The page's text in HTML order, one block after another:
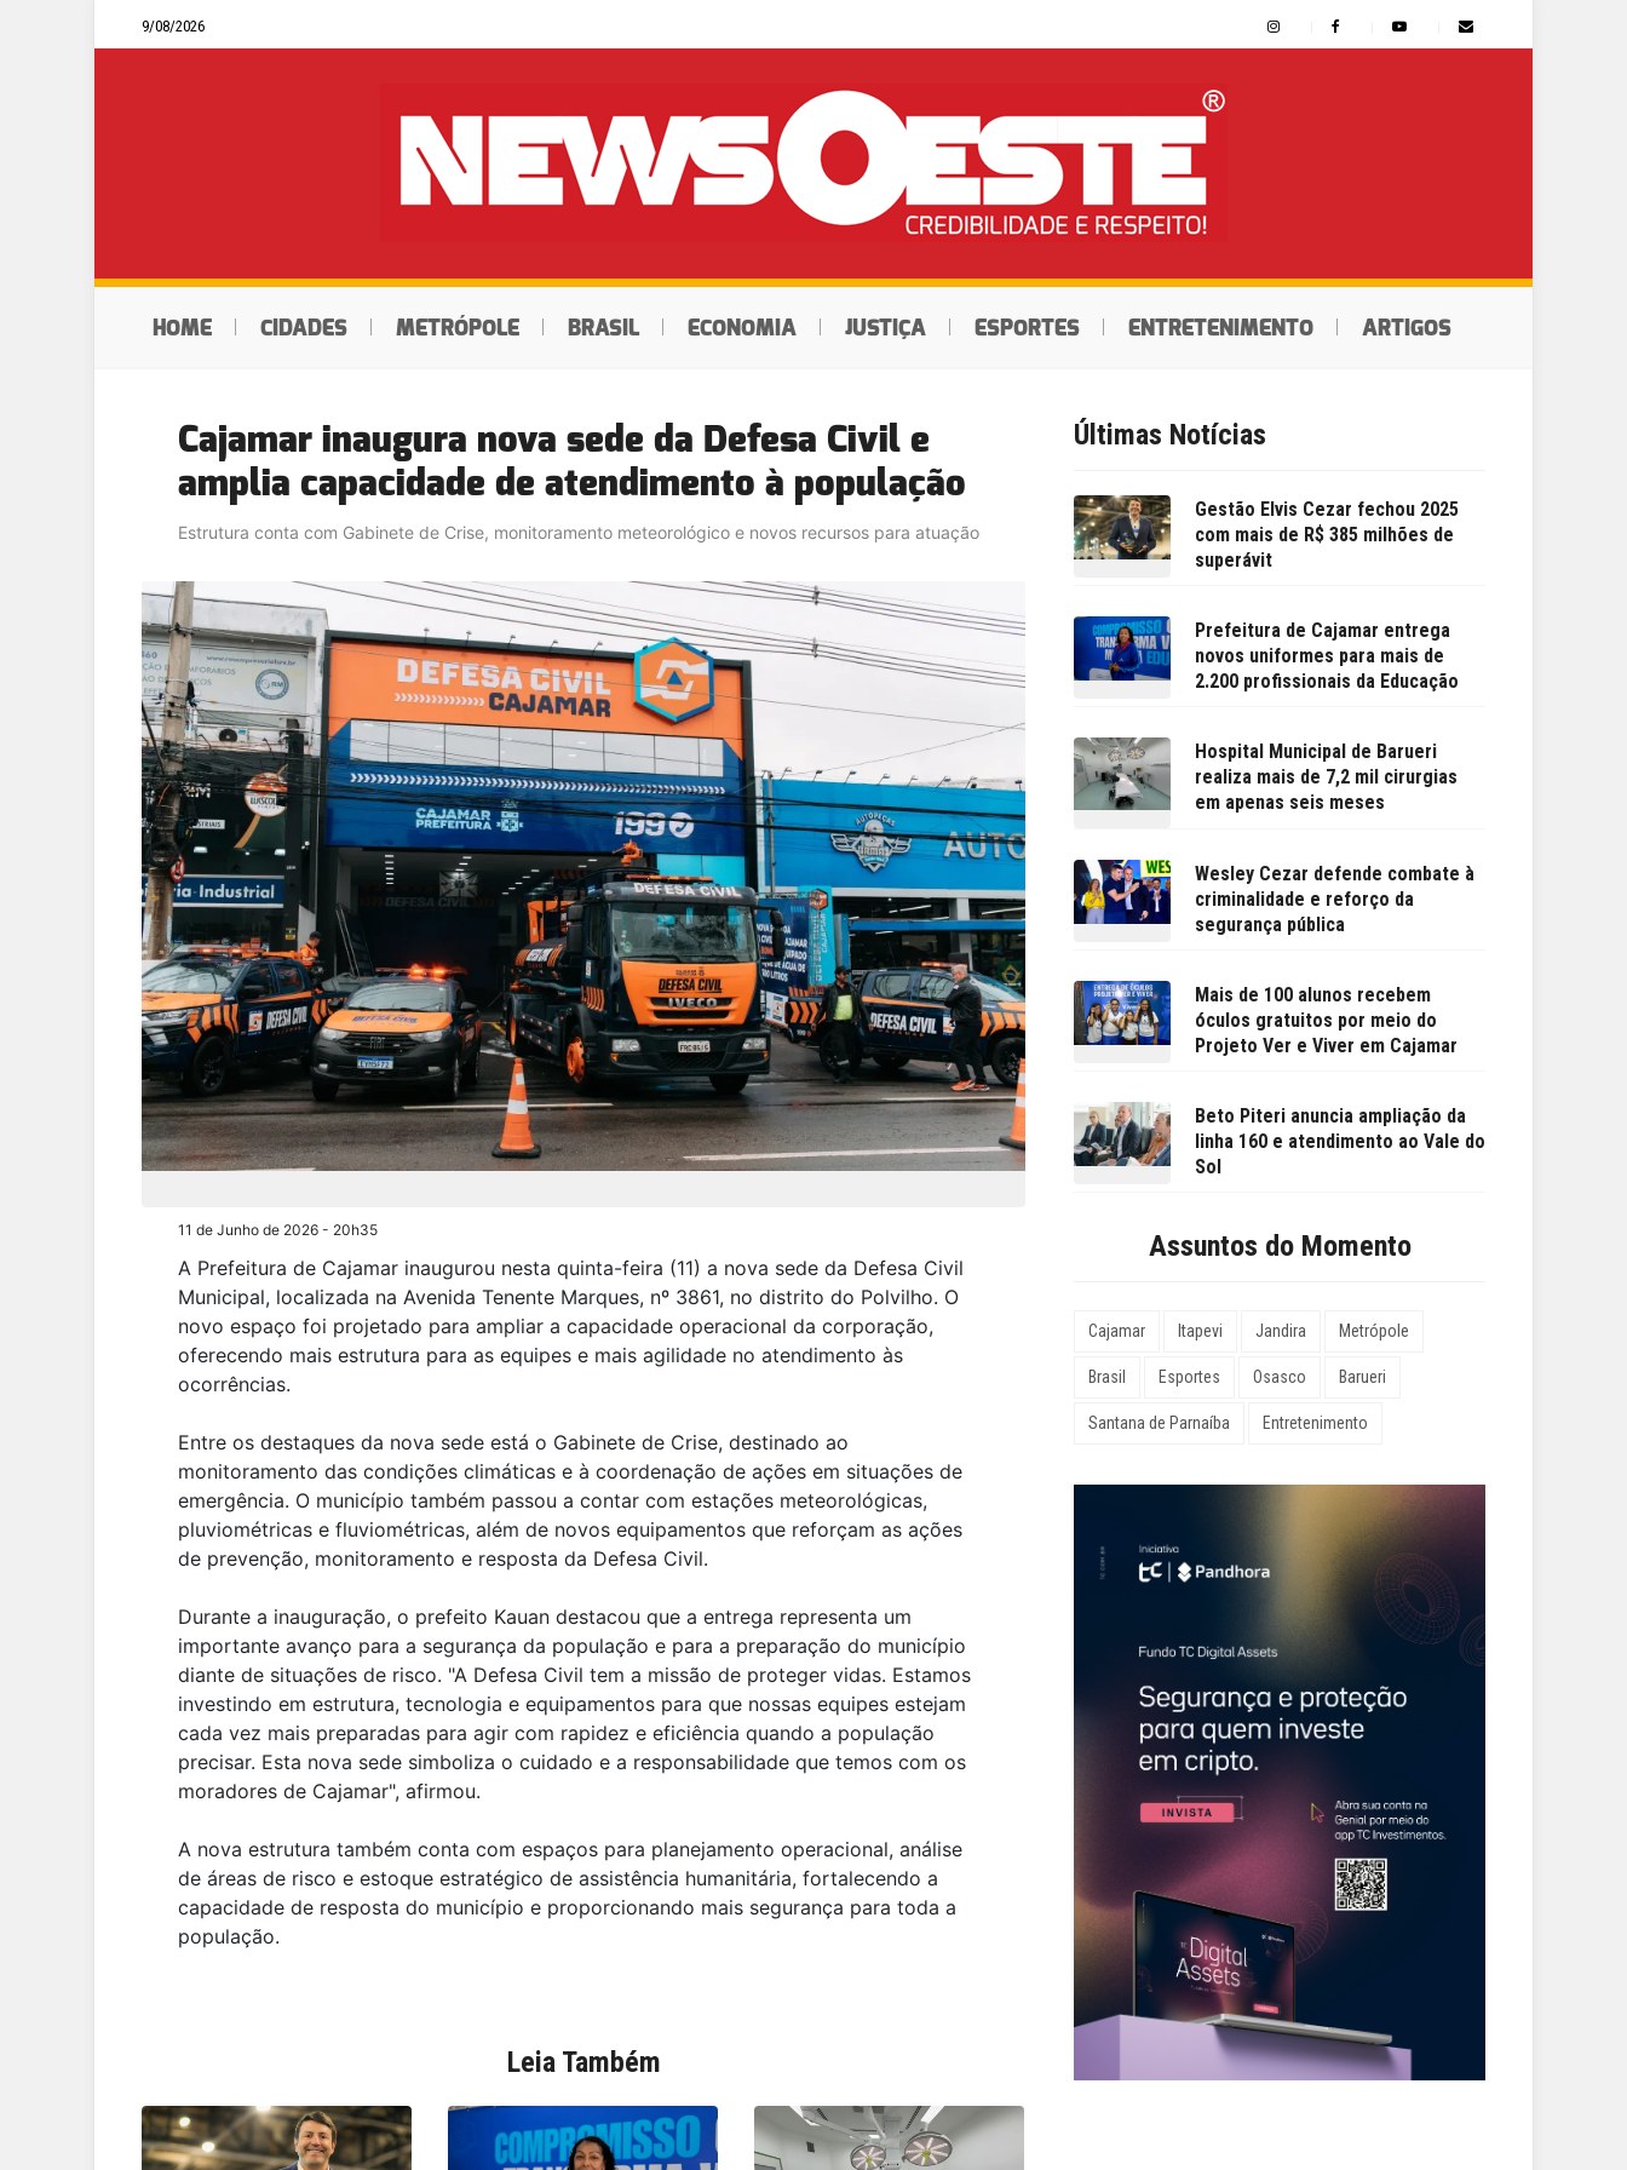
9/08/2026
HOME CIDADES METRÓPOLE BRASIL ECONOMIA JUSTIÇA ESPORTES ENTRETENIMENTO ARTIGOS
Cajamar inaugura nova sede da Defesa Civil e
amplia capacidade de atendimento à população
Estrutura conta com Gabinete de Crise, monitoramento meteorológico e novos recursos para atuação
11 de Junho de 2026 - 20h35
A Prefeitura de Cajamar inaugurou nesta quinta-feira (11) a nova sede da Defesa Civil
Municipal, localizada na Avenida Tenente Marques, nº 3861, no distrito do Polvilho. O
novo espaço foi projetado para ampliar a capacidade operacional da corporação,
oferecendo mais estrutura para as equipes e mais agilidade no atendimento às
ocorrências.
Entre os destaques da nova sede está o Gabinete de Crise, destinado ao
monitoramento das condições climáticas e à coordenação de ações em situações de
emergência. O município também passou a contar com estações meteorológicas,
pluviométricas e fluviométricas, além de novos equipamentos que reforçam as ações
de prevenção, monitoramento e resposta da Defesa Civil.
Durante a inauguração, o prefeito Kauan destacou que a entrega representa um
importante avanço para a segurança da população e para a preparação do município
diante de situações de risco. "A Defesa Civil tem a missão de proteger vidas. Estamos
investindo em estrutura, tecnologia e equipamentos para que nossas equipes estejam
cada vez mais preparadas para agir com rapidez e eficiência quando a população
precisar. Esta nova sede simboliza o cuidado e a responsabilidade que temos com os
moradores de Cajamar", afirmou.
A nova estrutura também conta com espaços para planejamento operacional, análise
de áreas de risco e estoque estratégico de assistência humanitária, fortalecendo a
capacidade de resposta do município e proporcionando mais segurança para toda a
população.
Leia Também
Últimas Notícias
Gestão Elvis Cezar fechou 2025
com mais de R$ 385 milhões de
superávit
Prefeitura de Cajamar entrega
novos uniformes para mais de
2.200 profissionais da Educação
Hospital Municipal de Barueri
realiza mais de 7,2 mil cirurgias
em apenas seis meses
Wesley Cezar defende combate à
criminalidade e reforço da
segurança pública
Mais de 100 alunos recebem
óculos gratuitos por meio do
Projeto Ver e Viver em Cajamar
Beto Piteri anuncia ampliação da
linha 160 e atendimento ao Vale do
Sol
Assuntos do Momento
Cajamar Itapevi Jandira Metrópole
Brasil Esportes Osasco Barueri
Santana de Parnaíba Entretenimento